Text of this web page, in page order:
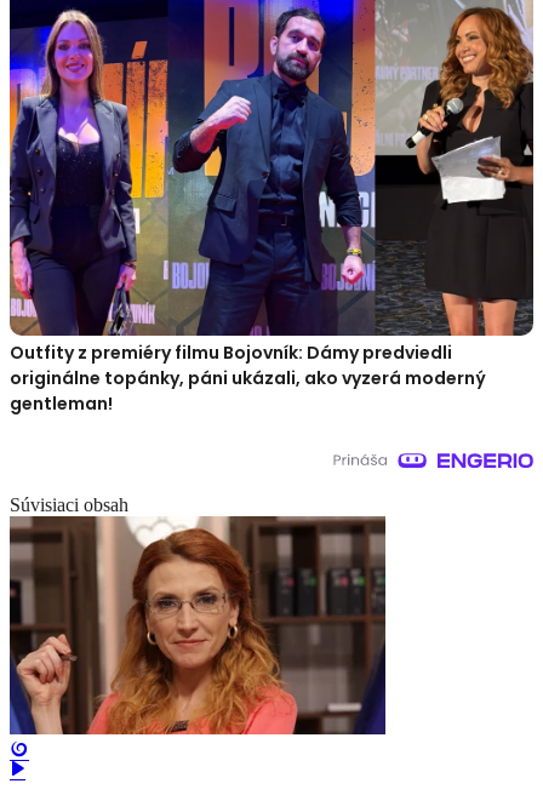
Outfity z premiéry filmu Bojovník: Dámy predviedli
originálne topánky, páni ukázali, ako vyzerá moderný
gentleman!
Súvisiaci obsah